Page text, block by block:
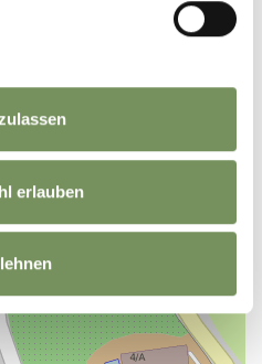
erlauben